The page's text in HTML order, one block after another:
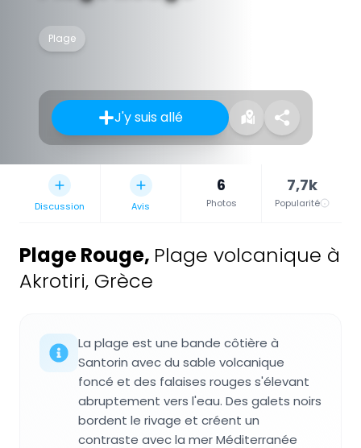
Plage
J'y suis allé
Discussion Avis
6
Photos
7,7k
Popularité
Plage Rouge, Plage volcanique à
Akrotiri, Grèce
La plage est une bande côtière à
Santorin avec du sable volcanique
foncé et des falaises rouges s'élevant
abruptement vers l'eau. Des galets noirs
bordent le rivage et créent un
contraste avec la mer Méditerranée